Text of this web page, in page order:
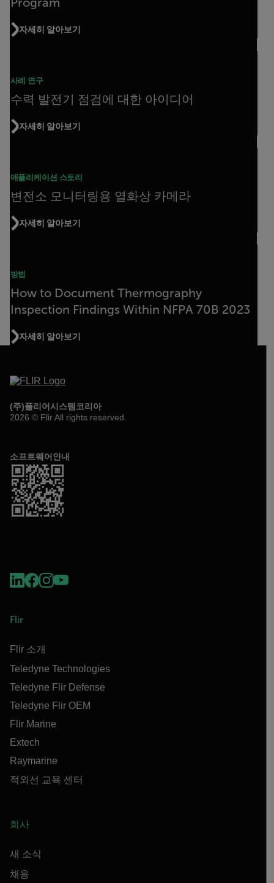
자세히 알아보기
사례 연구
수력 발전기 점검에 대한 아이디어
자세히 알아보기
애플리케이션 스토리
변전소 모니터링용 열화상 카메라
자세히 알아보기
방법
How to Document Thermography
Inspection Findings Within NFPA 70B 2023
자세히 알아보기
(주)플리어시스템코리아
2026 © Flir All rights reserved.
소프트웨어안내
Flir
Flir 소개
Teledyne Technologies
Teledyne Flir Defense
Teledyne Flir OEM
Flir Marine
Extech
Raymarine
적외선 교육 센터
회사
새 소식
채용